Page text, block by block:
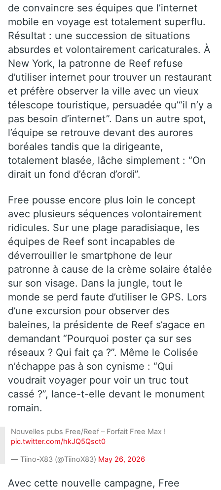
de convaincre ses équipes que l’internet
mobile en voyage est totalement superflu.
Résultat : une succession de situations
absurdes et volontairement caricaturales. À
New York, la patronne de Reef refuse
d’utiliser internet pour trouver un restaurant
et préfère observer la ville avec un vieux
télescope touristique, persuadée qu’“il n’y a
pas besoin d’internet”. Dans un autre spot,
l’équipe se retrouve devant des aurores
boréales tandis que la dirigeante,
totalement blasée, lâche simplement : “On
dirait un fond d’écran d’ordi”.
Free pousse encore plus loin le concept
avec plusieurs séquences volontairement
ridicules. Sur une plage paradisiaque, les
équipes de Reef sont incapables de
déverrouiller le smartphone de leur
patronne à cause de la crème solaire étalée
sur son visage. Dans la jungle, tout le
monde se perd faute d’utiliser le GPS. Lors
d’une excursion pour observer des
baleines, la présidente de Reef s’agace en
demandant “Pourquoi poster ça sur ses
réseaux ? Qui fait ça ?”. Même le Colisée
n’échappe pas à son cynisme : “Qui
voudrait voyager pour voir un truc tout
cassé ?”, lance-t-elle devant le monument
romain.
Nouvelles pubs Free/Reef – Forfait Free Max !
pic.twitter.com/hkJQ5Qsct0
— Tiino-X83 (@TiinoX83) May 26, 2026
Avec cette nouvelle campagne, Free